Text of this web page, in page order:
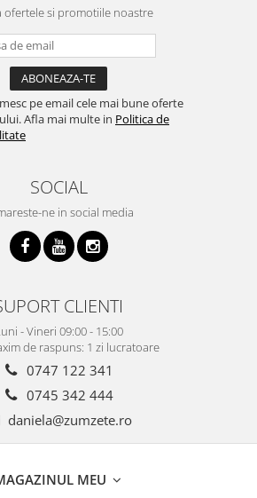
ofertele si promotiile noastre
pe email cele mai bune oferte
Afla mai multe in Politica de
SOCIAL
ne in social media
CLIENTI
- Vineri 09:00 - 15:00
de raspuns: 1 zi lucratoare
0747 122 341
0745 342 444
daniela@zumzete.ro
MEU